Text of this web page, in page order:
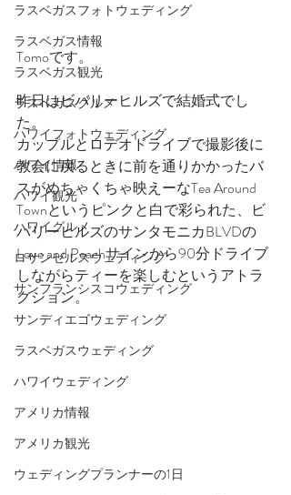
ラスベガスフォトウェディング
ラスベガス情報
ラスベガス観光
ラスベガスグルメ
ハワイフォトウェディング
ハワイ情報
ハワイ観光
ハワイグルメ
ロサンゼルスウェディング
サンフランシスコウェディング
サンディエゴウェディング
ラスベガスウェディング
ハワイウェディング
アメリカ情報
アメリカ観光
ウェディングプランナーの1日
Tomoです。
昨日はビバリーヒルズで結婚式でし
た。
カップルとロデオドライブで撮影後に
教会に戻るときに前を通りかかったバ
スがめちゃくちゃ映えーなTea Around
Townというピンクと白で彩られた、ビ
バリーヒルズのサンタモニカBLVDの
Love and Peachサインから90分ドライブ
しながらティーを楽しむというアトラ
クション。